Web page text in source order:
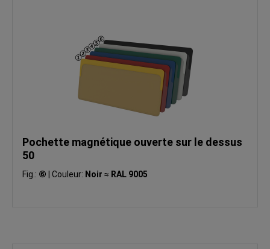
Pochette magnétique ouverte sur le dessus
50
Fig.: ⑥ Couleur: Noir ≈ RAL 9005